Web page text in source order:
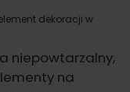
dekoracji w
niepowtarzalny,
na